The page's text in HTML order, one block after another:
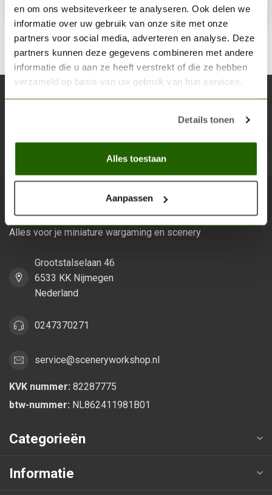
en om ons websiteverkeer te analyseren. Ook delen we
informatie over uw gebruik van onze site met onze
partners voor social media, adverteren en analyse. Deze
partners kunnen deze gegevens combineren met andere
informatie die u aan ze heeft verstrekt of die ze hebben
verzameld op basis van uw gebruik van hun services.
Details tonen
Alles toestaan
Aanpassen
Abonneer je op onze nieuwsbrief
Blijf op de hoogte over onze laatste acties
Scenery Workshop BV
Alles voor je miniature wargaming en scenery
Grootstalselaan 46
6533 KK Nijmegen
Nederland
0247370271
service@sceneryworkshop.nl
KVK nummer: 82287775
btw-nummer: NL862411981B01
Categorieën
Informatie